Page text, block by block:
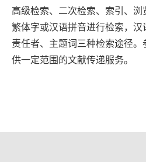
高级检索、二次检索、索引、
繁体字或汉语拼音进行检索，汉
责任者、主题词三种检索途径
供一定范围的文献传递服务。